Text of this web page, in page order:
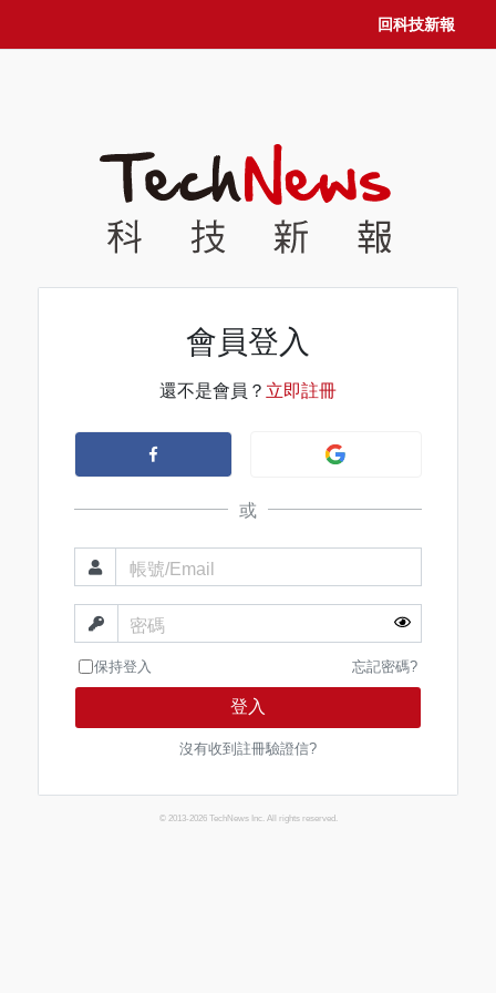
回科技新報
會員登入
還不是會員？ 立即註冊
或
帳號/Email
密碼
保持登入 忘記密碼?
登入
沒有收到註冊驗證信?
© 2013-2026 TechNews Inc. All rights reserved.